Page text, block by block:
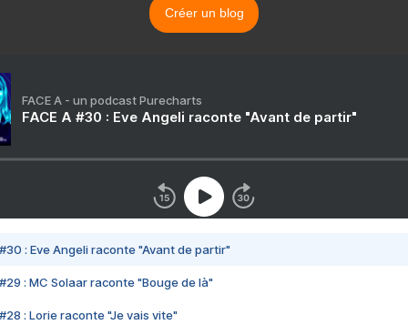
Créer un blog
FACE A - un podcast Purecharts
FACE A #30 : Eve Angeli raconte "Avant de partir"
#30 : Eve Angeli raconte "Avant de partir"
#29 : MC Solaar raconte "Bouge de là"
#28 : Lorie raconte "Je vais vite"